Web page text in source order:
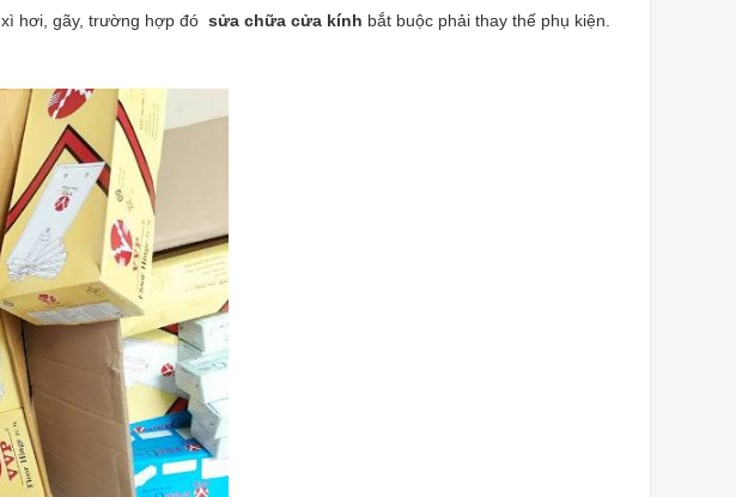
hơi, gãy, trường hợp đó sửa chữa cửa kính bắt buộc phải thay thế phụ kiện.